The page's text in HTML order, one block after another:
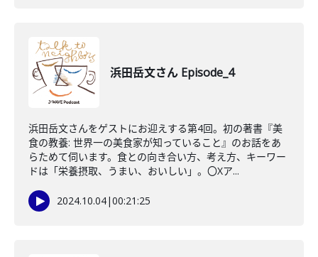
浜田岳文さん Episode_4
浜田岳文さんをゲストにお迎えする第4回。初の著書『美
食の教養: 世界一の美食家が知っていること』のお話をあ
らためて伺います。食との向き合い方、考え方、キーワー
ドは「栄養摂取、うまい、おいしい」。〇Xア...
2024.10.04|00:21:25